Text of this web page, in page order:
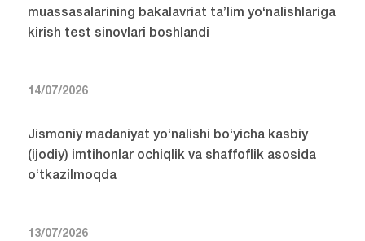
muassasalarining bakalavriat ta’lim yo‘nalishlariga
kirish test sinovlari boshlandi
14/07/2026
Jismoniy madaniyat yo‘nalishi bo‘yicha kasbiy
(ijodiy) imtihonlar ochiqlik va shaffoflik asosida
o‘tkazilmoqda
13/07/2026